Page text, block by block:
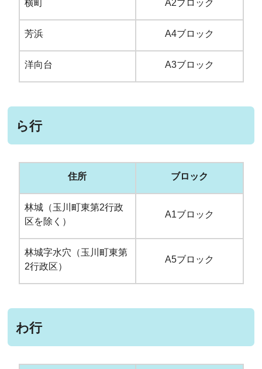
横町 A2ブロック
芳浜 A4ブロック
洋向台 A3ブロック
ら行
住所 ブロック
林城（玉川町東第2行政
区を除く）
A1ブロック
林城字水穴（玉川町東第
2行政区）
A5ブロック
わ行